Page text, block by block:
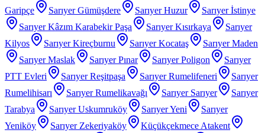
Garipçe
Sarıyer Gümüşdere Sarıyer Huzur
Sarıyer İstinye
Sarıyer Kâzım Karabekir Paşa
Sarıyer Kısırkaya
Sarıyer
Kilyos
Sarıyer Kireçburnu Sarıyer Kocataş
Sarıyer Maden
Sarıyer Maslak
Sarıyer Pınar Sarıyer Poligon
Sarıyer
PTT Evleri
Sarıyer Reşitpaşa Sarıyer Rumelifeneri
Sarıyer
Rumelihisarı
Sarıyer Rumelikavağı Sarıyer Sarıyer
Sarıyer
Tarabya
Sarıyer Uskumruköy Sarıyer Yeni
Sarıyer
Yeniköy
Sarıyer Zekeriyaköy
Küçükçekmece Atakent